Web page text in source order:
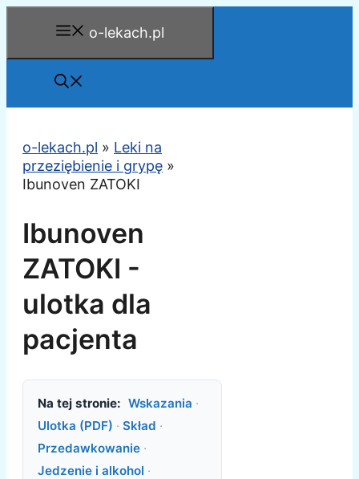
o-lekach.pl
o-lekach.pl » Leki na
przeziębienie i grypę »
Ibunoven ZATOKI
Ibunoven
ZATOKI -
ulotka dla
pacjenta
Na tej stronie: Wskazania ·
Ulotka (PDF) · Skład ·
Przedawkowanie ·
Jedzenie i alkohol ·